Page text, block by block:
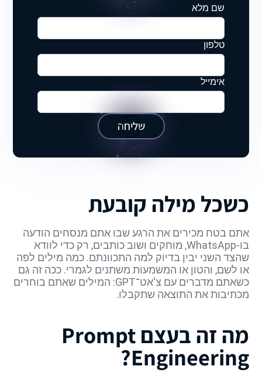
שם מלא
טלפון
אימייל
שליחה
כשכל מילה קובעת
אתם בטח מכירים את הרגע שבו אתם מנסחים הודעה
בו-WhatsApp, מוחקים ושוב כותבים, רק כדי לוודא
שהצד השני יבין בדיוק למה התכוונתם. כמה מילים לפה
או לשם, והטון או המשמעות משתנים לגמרי. ככה זה גם
כשאתם מדברים עם צ'אט־GPT: המילים שאתם בוחרים
מכתיבות את התוצאה שתקבלו.
מה זה בעצם Prompt
Engineering?